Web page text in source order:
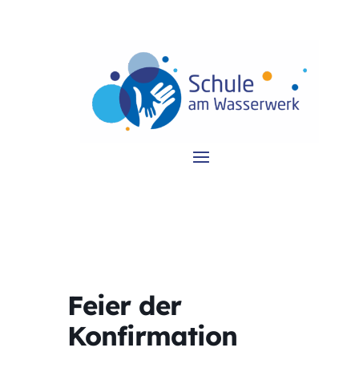
Feier der
Konfirmation